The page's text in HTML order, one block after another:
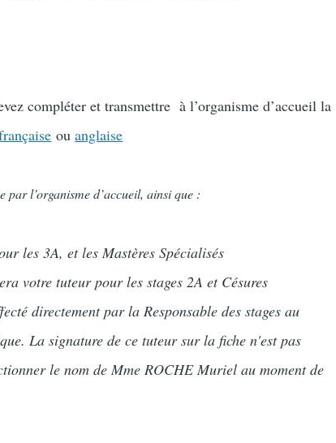
compléter et transmettre à l’organisme d’accueil la
ouanglaise
par l’organisme d’accueil, ainsi que :
les 3A, et les Mastères Spécialisés
votre tuteur pour les stages 2A et Césures
directement parla Responsable des stages au
. La signature de ce tuteur sur la fiche n'est pas
le nom de Mme ROCHE Muriel au moment de